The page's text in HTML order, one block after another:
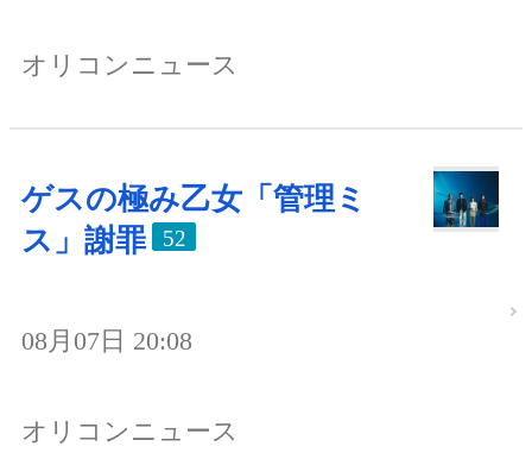
オリコンニュース
ゲスの極み乙女「管理ミ
ス」謝罪
52
08月07日 20:08
オリコンニュース